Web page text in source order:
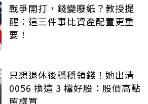
戰爭開打，錢變廢紙？教授提
醒：這三件事比資產配置更重
要！
只想退休後穩穩領錢！她出清
0056 換這 3 檔好股：股價高點
照樣買